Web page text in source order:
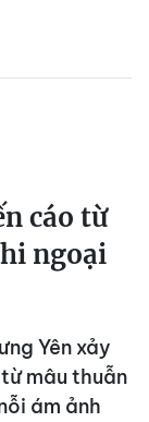
cáo từ
ngoại
Yên xảy
mâu thuẫn
ám ảnh